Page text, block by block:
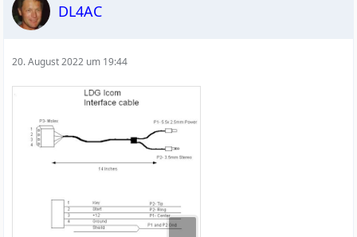
DL4AC
20. August 2022 um 19:44